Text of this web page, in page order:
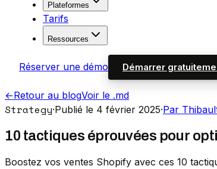
Plateformes
Tarifs
Ressources
Réserver une démo Démarrer
←Retour au blogVoir le .md
Strategy·Publié le 4 février 2025·Par
10 tactiques éprouvées pour
Boostez vos ventes Shopify avec ces 10